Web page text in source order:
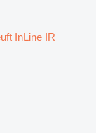
InLine IR